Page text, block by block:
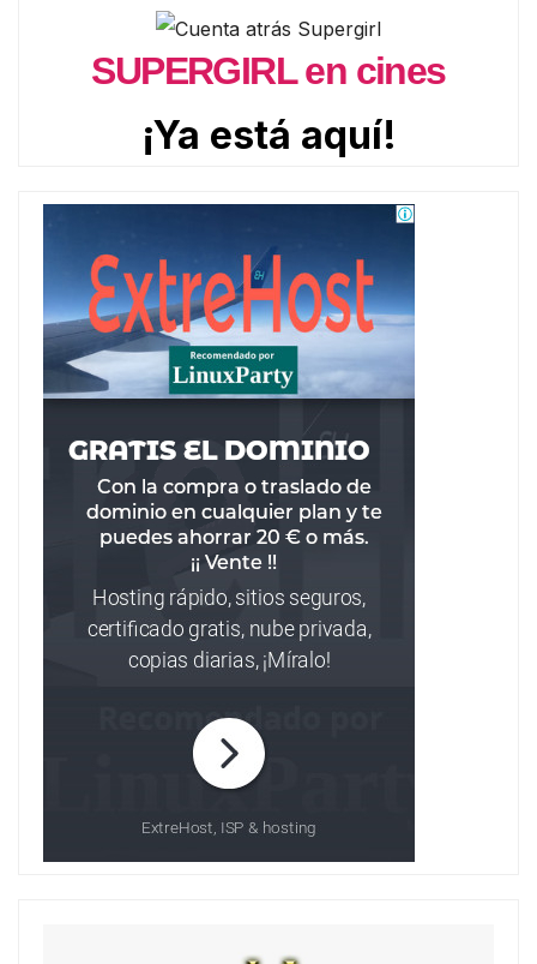
SUPERGIRL en cines
¡Ya está aquí!